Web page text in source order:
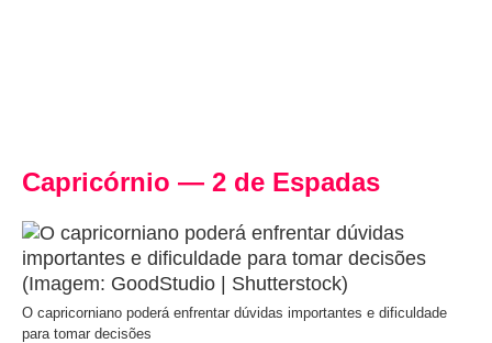
Capricórnio — 2 de Espadas
O capricorniano poderá enfrentar dúvidas importantes e dificuldade
para tomar decisões